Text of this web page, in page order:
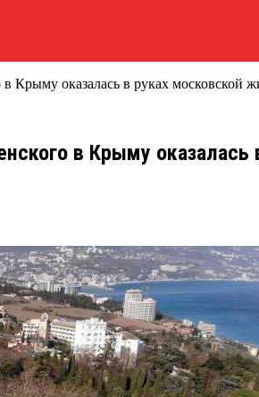
в Крыму оказалась в руках московской
в Крыму